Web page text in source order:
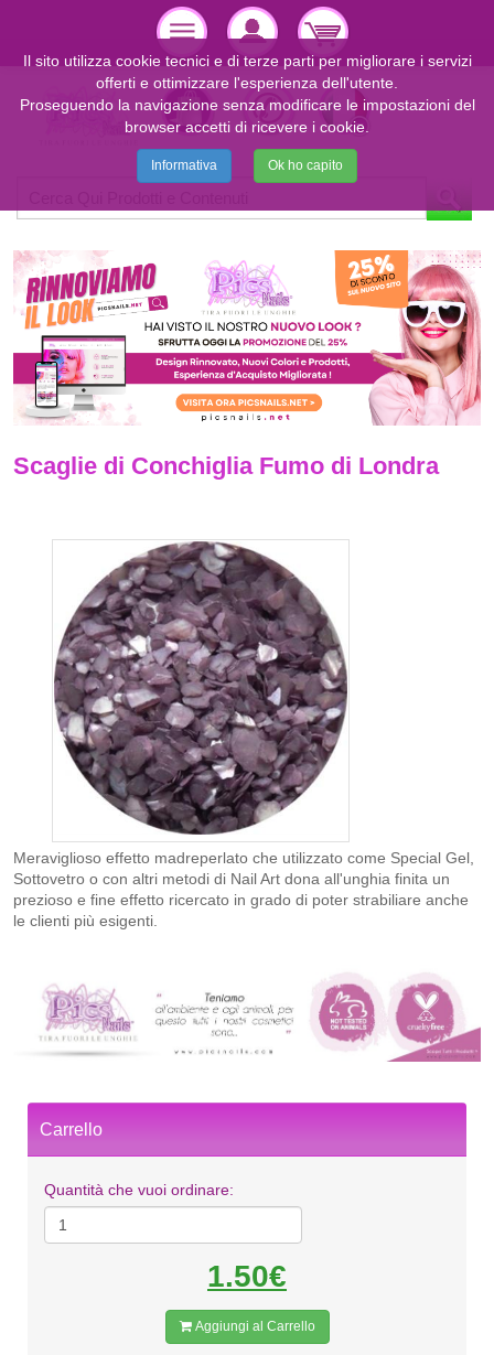
Scaglie di Conchiglia Fumo di Londra
Meraviglioso effetto madreperlato che utilizzato come Special Gel,
Sottovetro o con altri metodi di Nail Art dona all'unghia finita un
prezioso e fine effetto ricercato in grado di poter strabiliare anche
le clienti più esigenti.
Carrello
Quantità che vuoi ordinare:
1.50€
Aggiungi al Carrello
Il sito utilizza cookie tecnici e di terze parti per migliorare i servizi
offerti e ottimizzare l'esperienza dell'utente.
Proseguendo la navigazione senza modificare le impostazioni del
browser accetti di ricevere i cookie.
Informativa Ok ho capito